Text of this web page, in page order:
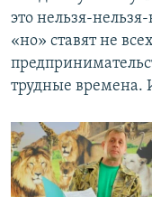
это нельзя-
«но» ставят не
трудные времена.